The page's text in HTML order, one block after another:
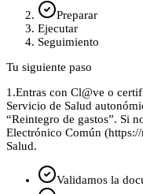
Preparar
Ejecutar
Seguimiento
Tu siguiente paso
1.Entras con Cl@ve o
Servicio de Salud
“Reintegro de gastos”. Si
Electrónico Común
Salud.
Validamos la